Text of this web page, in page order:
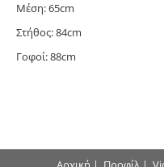
Μέση: 65cm
Στήθος: 84cm
Γοφοί: 88cm